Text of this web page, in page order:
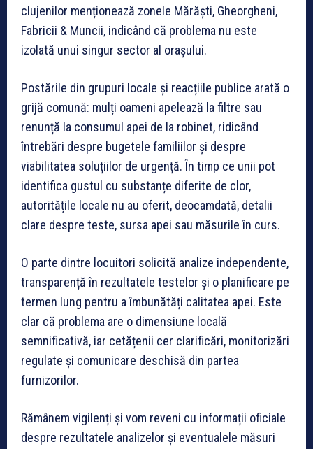
clujenilor menționează zonele Mărăști, Gheorgheni,
Fabricii & Muncii, indicând că problema nu este
izolată unui singur sector al orașului.
Postările din grupuri locale și reacțiile publice arată o
grijă comună: mulți oameni apelează la filtre sau
renunță la consumul apei de la robinet, ridicând
întrebări despre bugetele familiilor și despre
viabilitatea soluțiilor de urgență. În timp ce unii pot
identifica gustul cu substanțe diferite de clor,
autoritățile locale nu au oferit, deocamdată, detalii
clare despre teste, sursa apei sau măsurile în curs.
O parte dintre locuitori solicită analize independente,
transparență în rezultatele testelor și o planificare pe
termen lung pentru a îmbunătăți calitatea apei. Este
clar că problema are o dimensiune locală
semnificativă, iar cetățenii cer clarificări, monitorizări
regulate și comunicare deschisă din partea
furnizorilor.
Rămânem vigilenți și vom reveni cu informații oficiale
despre rezultatele analizelor și eventualele măsuri